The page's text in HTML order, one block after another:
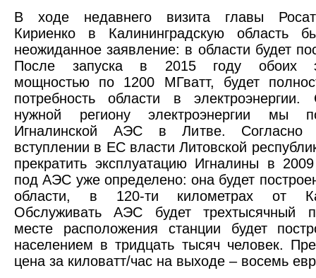
В ходе недавнего визита главы
Кириенко в Калининградскую область
неожиданное заявление: в области будет
После запуска в 2015 году обоих
мощностью по 1200 МГватт, будет
потребность области в
нужной региону электроэнергии мы
Игналинской АЭС в Литве. Согласно
вступлении в ЕС власти Литовской
прекратить эксплуатацию Игналины в
под АЭС уже определено: она будет
области, в 120-ти километрах от
Обслуживать АЭС будет трехтысячный
месте расположения станции будет
населением в тридцать тысяч человек.
цена за киловатт/час на выходе – восемь